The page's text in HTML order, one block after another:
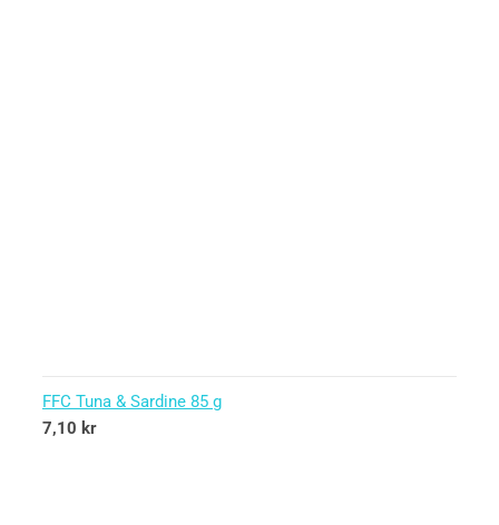
FFC Tuna & Sardine 85 g
7,10 kr